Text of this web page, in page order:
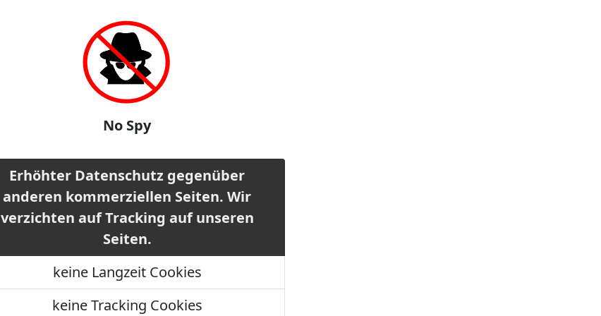
No Spy
Erhöhter Datenschutz gegenüber
anderen kommerziellen Seiten. Wir
verzichten auf Tracking auf unseren
Seiten.
keine Langzeit Cookies
keine Tracking Cookies